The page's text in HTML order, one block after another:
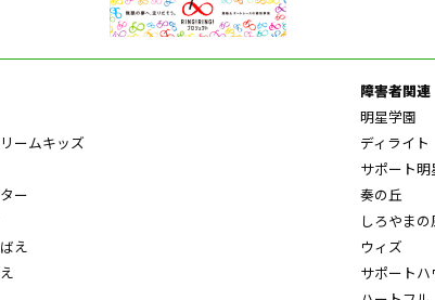
ームキッズ
ー
え
障害者関連
明星学園
ディライト
サポート明
奏の丘
しろやまの
ウィズ
サポートハ